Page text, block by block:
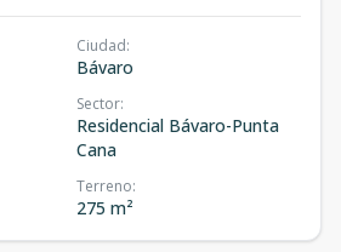
Ciudad:
Bávaro
Sector:
Residencial Bávaro-Punta
Cana
Terreno:
275 m²